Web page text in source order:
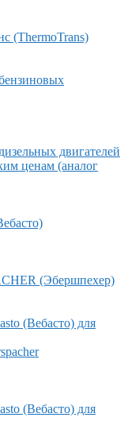
(ThermoTrans)
двигателей
ценам (аналог
(Эбершпехер)
(Вебасто) для
(Вебасто) для